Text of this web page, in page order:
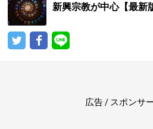
新興宗教が中心【最新
広告 / スポンサ